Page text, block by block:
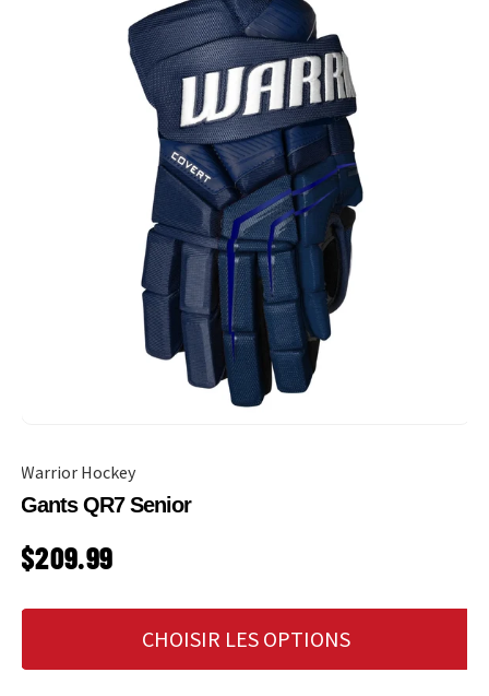
Warrior Hockey
Gants QR7 Senior
PRIX HABITUEL
$209.99
CHOISIR LES OPTIONS